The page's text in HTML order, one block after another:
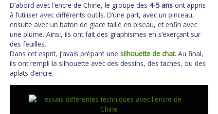
D’abord avec l’encre de Chine, le groupe des 4-5 ans ont appris
à l’utiliser avec différents outils. D’une part, avec un pinceau,
ensuite avec un baton de glace taillé en biseau, et enfin avec
une plume. Ainsi, ils ont fait des graphismes en s’exerçant sur
des feuilles.
Dans cet esprit, j’avais préparé une silhouette de chat. Au final,
ils ont rempli la silhouette avec des dessins, des taches, ou des
aplats d’encre.